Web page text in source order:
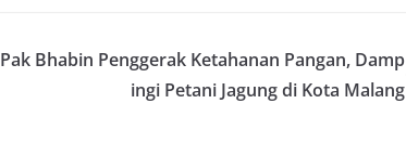
Pak Bhabin Penggerak Ketahanan Pangan, Damp
ingi Petani Jagung di Kota Malang